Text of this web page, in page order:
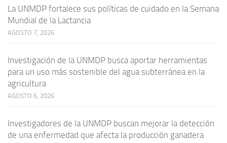
La UNMDP fortalece sus políticas de cuidado en la Semana
Mundial de la Lactancia
AGOSTO 7, 2026
Investigación de la UNMDP busca aportar herramientas
para un uso más sostenible del agua subterránea en la
agricultura
AGOSTO 6, 2026
Investigadores de la UNMDP buscan mejorar la detección
de una enfermedad que afecta la producción ganadera